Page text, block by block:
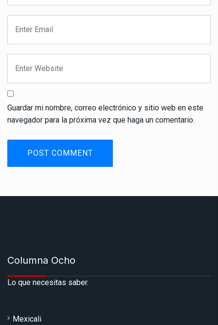
Guardar mi nombre, correo electrónico y sitio web en este
navegador para la próxima vez que haga un comentario.
Columna Ocho
Lo que necesitas saber.
Mexicali